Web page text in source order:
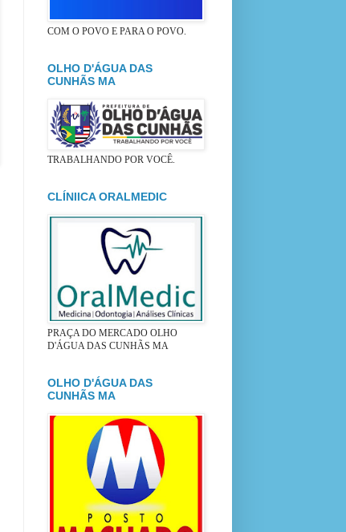
COM O POVO E PARA O POVO.
OLHO D'ÁGUA DAS
CUNHÃS MA
TRABALHANDO POR VOCÊ.
CLÍNIICA ORALMEDIC
PRAÇA DO MERCADO OLHO
D'ÁGUA DAS CUNHÃS MA
OLHO D'ÁGUA DAS
CUNHÃS MA